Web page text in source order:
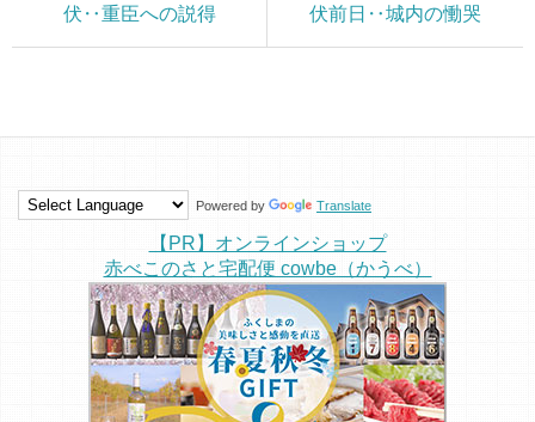
伏‥重臣への説得
伏前日‥城内の慟哭
Powered by Translate
【PR】オンラインショップ
赤べこのさと宅配便 cowbe（かうべ）